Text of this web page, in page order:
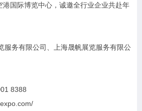
国际博览中心，诚邀全行业企业共赴年
服务有限公司、上海晟帆展览服务有限公
8388